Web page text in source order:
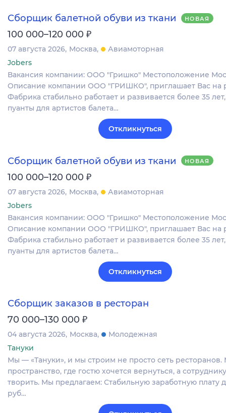
Сборщик балетной обуви из ткани НОВАЯ
100 000–120 000 ₽
07 августа 2026 Москва
Авиамоторная
Jobers
Вакансия компании: ООО "Гришко" Местоположение
Описание компании ООО "ГРИШКО", приглашает Вас на
Фабрика стабильно работает и развивается более 35
пуанты для артистов балета…
Откликнуться
Сборщик балетной обуви из ткани НОВАЯ
100 000–120 000 ₽
07 августа 2026 Москва
Авиамоторная
Jobers
Вакансия компании: ООО "Гришко" Местоположение
Описание компании ООО "ГРИШКО", приглашает Вас на
Фабрика стабильно работает и развивается более 35
пуанты для артистов балета…
Откликнуться
Сборщик заказов в ресторан
70 000–130 000 ₽
04 августа 2026 Москва
Молодежная
Тануки
Мы — «Тануки», и мы строим не просто сеть
пространство, где гостю хочется вернуться, а
творить. Мы предлагаем: Стабильную заработную плату
руб…